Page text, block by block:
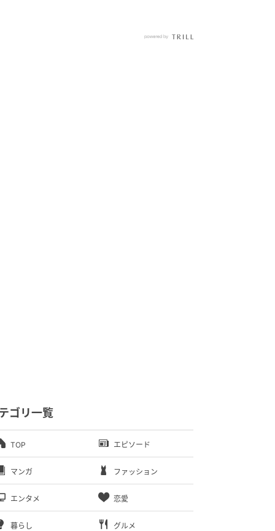
ゴリ一覧
TOP エピソード
マンガ ファッション
エンタメ 恋愛
暮らし グルメ